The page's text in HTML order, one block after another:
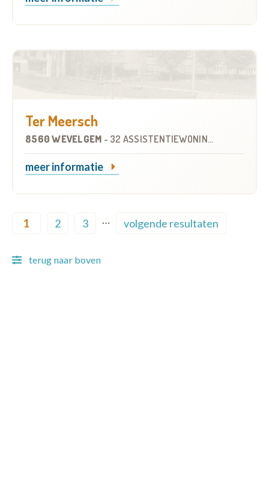
Ter Meersch
8560 WEVELGEM - 32 ASSISTENTIEWONINGEN
meer informatie
1 2 3
…
volgende resultaten
terug naar boven